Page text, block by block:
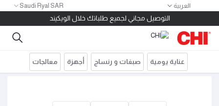
العربية Saudi Ryal SAR
التوصيل مجاني لجميع طلباتك خلال الويكيند
توصيل مجاني للطلبات أكثر من ٢٠٠ ريال
قسم مشترياتك على ٤ دفعات بدون فوائد أو مصاريف إدارية
١٠ ريال كاش باك لكل ١٠٠ ريال مشتريات
التوصيل مجاني لجميع طلباتك خلال الويكيند
عناية يومية صبغات و رنساج أجهزة معالجات